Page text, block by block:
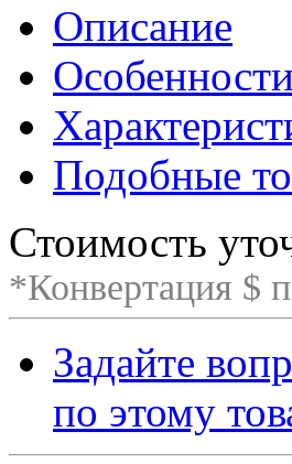
Описание
Особенности
Подобные
Стоимость
*Конвертация $
Задайте
по этому